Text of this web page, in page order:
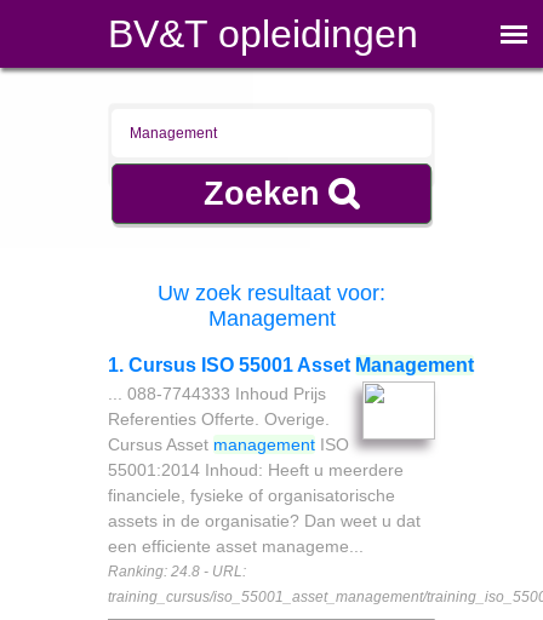
BV&T opleidingen
Uw zoek resultaat voor:
Management
1. Cursus ISO 55001 Asset Management
... 088-7744333 Inhoud Prijs
Referenties Offerte. Overige.
Cursus Asset management ISO
55001:2014 Inhoud: Heeft u meerdere
financiele, fysieke of organisatorische
assets in de organisatie? Dan weet u dat
een efficiente asset manageme...
Ranking: 24.8 - URL:
training_cursus/iso_55001_asset_management/